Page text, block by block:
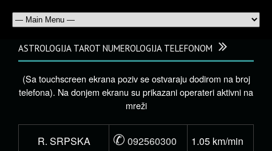
ASTROLOGIJA TAROT NUMEROLOGIJA TELEFONOM
(Sa touchscreen ekrana poziv se ostvaraju dodirom na broj
telefona). Na donjem ekranu su prikazani operateri aktivni na
mreži
R. SRPSKA ✆ 092560300
1.05 km/min